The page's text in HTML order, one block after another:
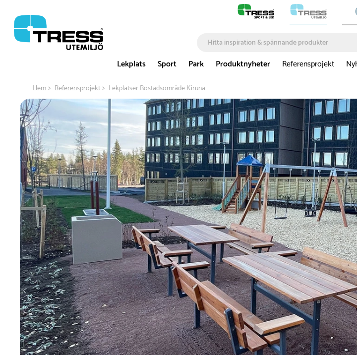
Lekplats
Sport Park Produktnyheter Referensprojekt
Hem Referensprojekt Lekplatser Bostadsområde Kiruna